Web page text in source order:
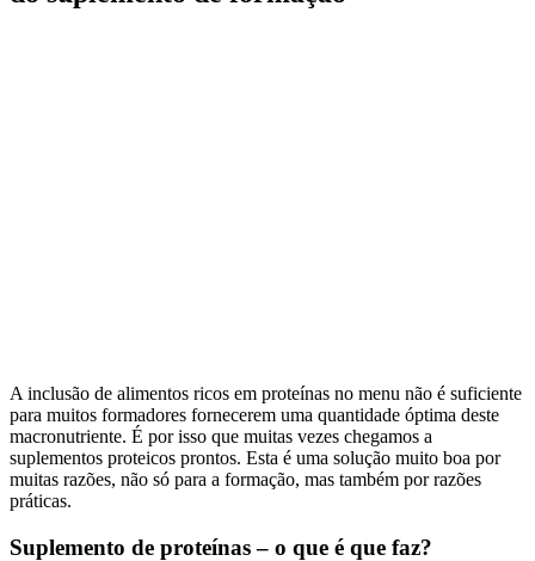
A inclusão de alimentos ricos em proteínas no menu não é suficiente
para muitos formadores fornecerem uma quantidade óptima deste
macronutriente. É por isso que muitas vezes chegamos a
suplementos proteicos prontos. Esta é uma solução muito boa por
muitas razões, não só para a formação, mas também por razões
práticas.
Suplemento de proteínas – o que é que faz?